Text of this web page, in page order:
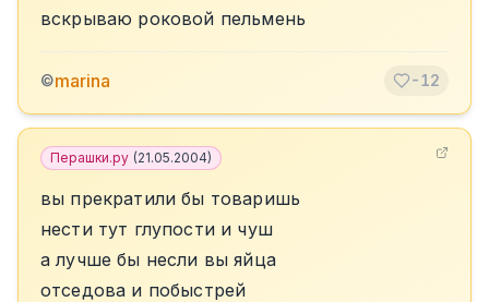
вскрываю роковой пельмень
©marina -12
Перашки.ру (21.05.2004)
вы прекратили бы товаришь
нести тут глупости и чуш
а лучше бы несли вы яйца
отседова и побыстрей